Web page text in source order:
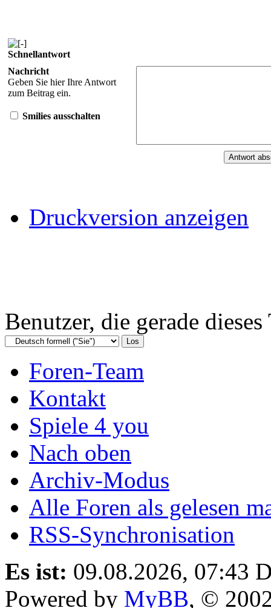
Schnellantwort
Nachricht
Geben Sie hier Ihre Antwort
zum Beitrag ein.
Smilies ausschalten
Druckversion anzeigen
Benutzer, die gerade
Foren-Team
Kontakt
Spiele 4 you
Nach oben
Archiv-Modus
Alle Foren als gelesen
RSS-Synchronisation
Es ist: 09.08.2026, 07:43
Powered by MyBB, ©